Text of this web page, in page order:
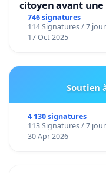
citoyen avant
de notre territoire »
746 signatures
114 Signatures / 7
17 Oct 2025
Soutien
4 130 signatures
113 Signatures / 7
30 Apr 2026